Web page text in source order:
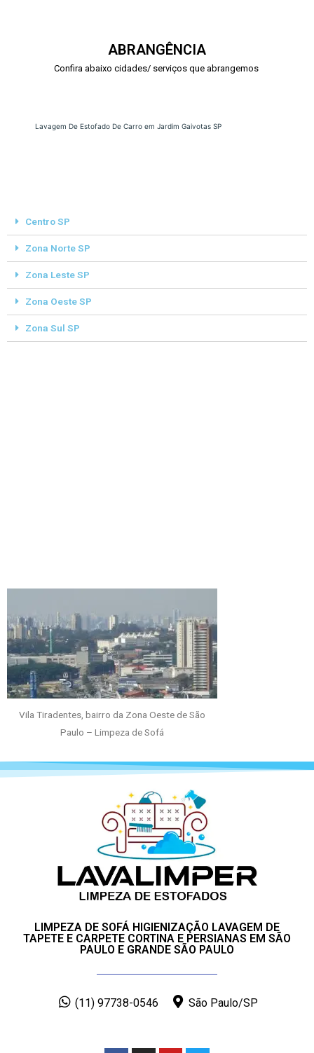
ABRANGÊNCIA
Confira abaixo cidades/ serviços que abrangemos
Lavagem De Estofado De Carro em Jardim Gaivotas SP
Centro SP
Zona Norte SP
Zona Leste SP
Zona Oeste SP
Zona Sul SP
Vila Tiradentes, bairro da Zona Oeste de São
Paulo – Limpeza de Sofá
LIMPEZA DE SOFÁ HIGIENIZAÇÃO LAVAGEM DE
TAPETE E CARPETE CORTINA E PERSIANAS EM SÃO
PAULO E GRANDE SÃO PAULO
(11) 97738-0546 São Paulo/SP